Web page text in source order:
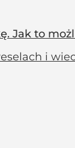
Jak to
i